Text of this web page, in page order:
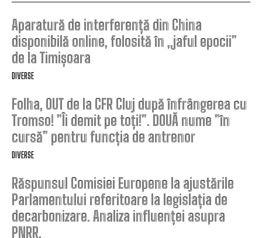
Aparatură de interferență din China
disponibilă online, folosită în „jaful epocii”
de la Timișoara
DIVERSE
Folha, OUT de la CFR Cluj după înfrângerea cu
Tromso! ”Îi demit pe toți!”. DOUĂ nume ”în
cursă” pentru funcția de antrenor
DIVERSE
Răspunsul Comisiei Europene la ajustările
Parlamentului referitoare la legislația de
decarbonizare. Analiza influenței asupra
PNRR.